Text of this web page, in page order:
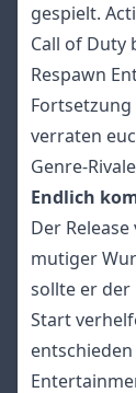
gespielt.
Call of Duty
Respawn
Fortsetzung
verraten
Genre-
Endlich
Der
mutiger
sollte er der
Start